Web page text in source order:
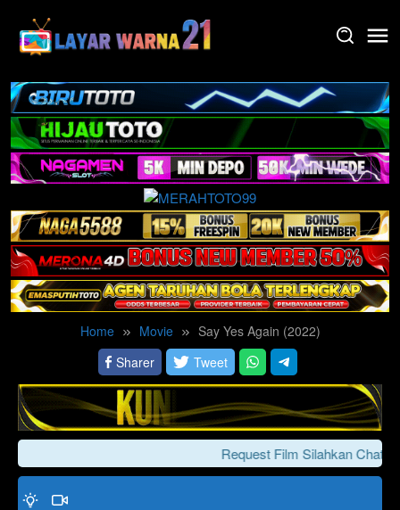
content
Home Movie
Say Yes Again (2022)
Sharer
Tweet
Request Film Silahkan Chat